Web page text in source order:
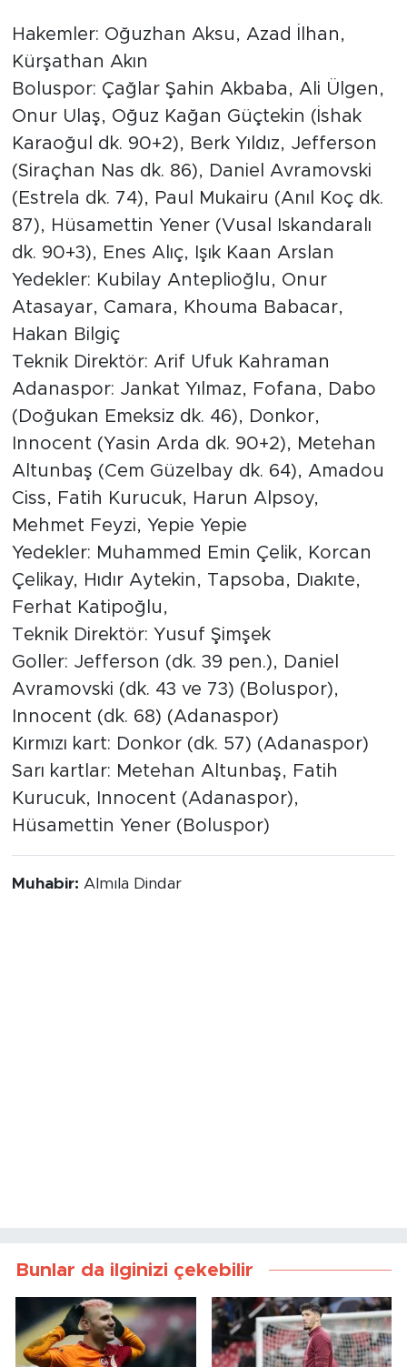
Hakemler: Oğuzhan Aksu, Azad İlhan,
Kürşathan Akın
Boluspor: Çağlar Şahin Akbaba, Ali Ülgen,
Onur Ulaş, Oğuz Kağan Güçtekin (İshak
Karaoğul dk. 90+2), Berk Yıldız, Jefferson
(Siraçhan Nas dk. 86), Daniel Avramovski
(Estrela dk. 74), Paul Mukairu (Anıl Koç dk.
87), Hüsamettin Yener (Vusal Iskandaralı
dk. 90+3), Enes Alıç, Işık Kaan Arslan
Yedekler: Kubilay Anteplioğlu, Onur
Atasayar, Camara, Khouma Babacar,
Hakan Bilgiç
Teknik Direktör: Arif Ufuk Kahraman
Adanaspor: Jankat Yılmaz, Fofana, Dabo
(Doğukan Emeksiz dk. 46), Donkor,
Innocent (Yasin Arda dk. 90+2), Metehan
Altunbaş (Cem Güzelbay dk. 64), Amadou
Ciss, Fatih Kurucuk, Harun Alpsoy,
Mehmet Feyzi, Yepie Yepie
Yedekler: Muhammed Emin Çelik, Korcan
Çelikay, Hıdır Aytekin, Tapsoba, Dıakıte,
Ferhat Katipoğlu,
Teknik Direktör: Yusuf Şimşek
Goller: Jefferson (dk. 39 pen.), Daniel
Avramovski (dk. 43 ve 73) (Boluspor),
Innocent (dk. 68) (Adanaspor)
Kırmızı kart: Donkor (dk. 57) (Adanaspor)
Sarı kartlar: Metehan Altunbaş, Fatih
Kurucuk, Innocent (Adanaspor),
Hüsamettin Yener (Boluspor)
Muhabir: Almıla Dindar
Bunlar da ilginizi çekebilir